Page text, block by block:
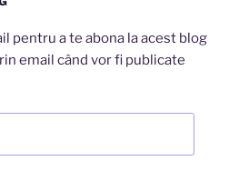
pentru a te abona la acest blog
email când vor fi publicate